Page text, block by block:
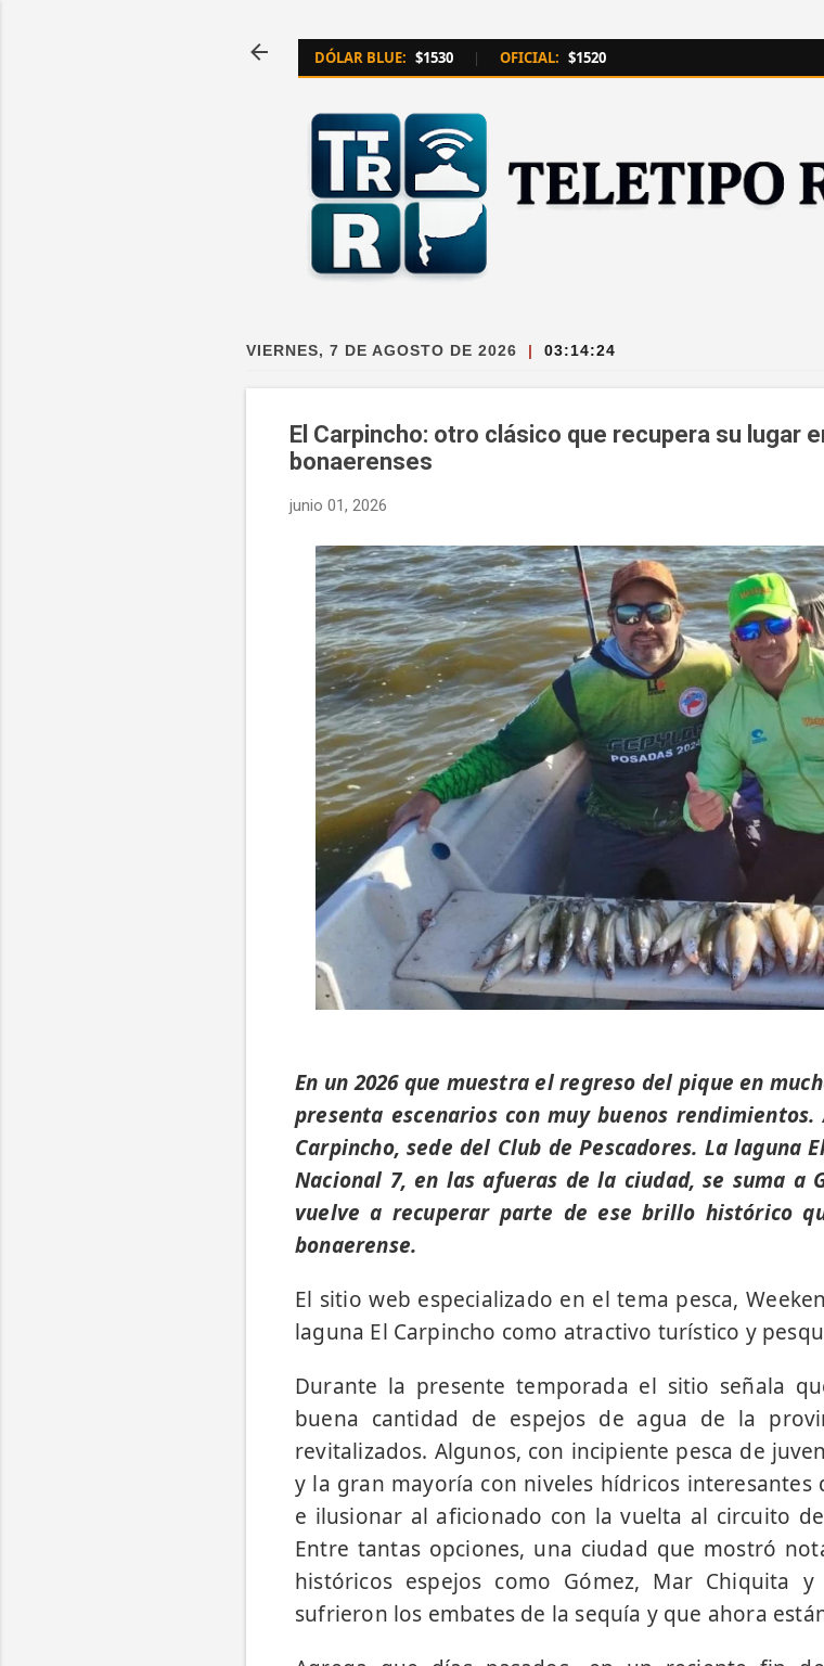
DÓLAR BLUE: $1530 | OFICIAL: $1520
VIERNES, 7 DE AGOSTO DE 2026 | 03:14:26
El Carpincho: otro clásico que recupera su lugar
bonaerenses
junio 01, 2026
En un 2026 que muestra el regreso del pique en
presenta escenarios con muy buenos
Carpincho, sede del Club de Pescadores. La laguna
Nacional 7, en las afueras de la ciudad, se suma a
vuelve a recuperar parte de ese brillo histórico
bonaerense.
El sitio web especializado en el tema pesca,
laguna El Carpincho como atractivo turístico y
Durante la presente temporada el sitio señala
buena cantidad de espejos de agua de la
revitalizados. Algunos, con incipiente pesca de
y la gran mayoría con niveles hídricos
e ilusionar al aficionado con la vuelta al circuito
Entre tantas opciones, una ciudad que mostró
históricos espejos como Gómez, Mar Chiquita
sufrieron los embates de la sequía y que ahora